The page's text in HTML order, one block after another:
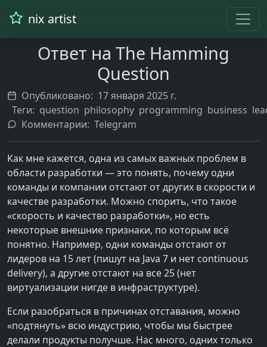
nix artist
Ответ на The Hamming
Question
Опубликовано: 17 января 2025 г.
Теги: question philosophy programming business
Комментарии: Telegram
Как мне кажется, одна из самых важных проблем в
области разработки — это понять, почему одни
команды и компании отстают от других в скорости и
качестве разработки. Можно спорить, что такое
«скорость и качество разработки», но есть
некоторые внешние признаки, по которым всё
понятно. Например, одни команды отстают от
лидеров на 15 лет (пишут на Java 7 и нет continuous
delivery), а другие отстают на все 25 (нет
виртуализации нигде в инфраструктуре).
Если разобраться в причинах отставания, можно
«подтянуть» всю индустрию, чтобы мы быстрее
делали продукты получше. Нас много, одних только